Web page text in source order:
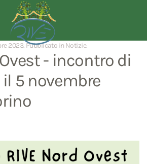
2023. Pubblicato in Notizie.
- incontro di
5 novembre